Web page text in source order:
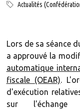
Actualités
Lors de sa séance
a approuvé la
automatique
fiscale (OEAR).
d'exécution
sur l'échange